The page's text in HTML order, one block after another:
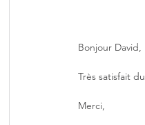
Bonjour David,
Très satisfait
Merci,